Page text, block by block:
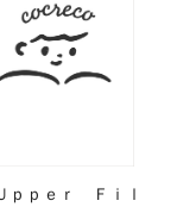
ｐｐｅｒ Ｆｉｌ